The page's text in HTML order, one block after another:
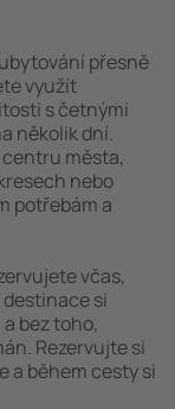
přesně
využít
s četnými
několik dní.
města,
nebo
potřebám a
včas,
destinace si
bez toho,
Rezervujte si
a během cesty si